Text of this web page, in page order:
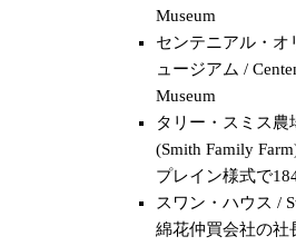
Museum
センテニアル・オ
ュージアム /
Museum
タリー・スミス農
(Smith Family
プレイン様式で
スワン・ハウス /
綿花仲買会社の社